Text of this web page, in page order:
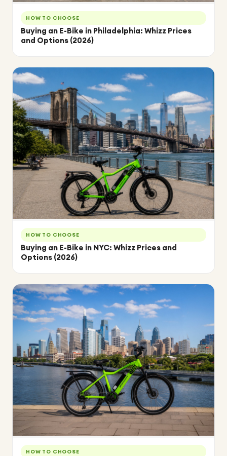
HOW TO CHOOSE
Buying an E-Bike in Philadelphia: Whizz Prices
and Options (2026)
HOW TO CHOOSE
Buying an E-Bike in NYC: Whizz Prices and
Options (2026)
HOW TO CHOOSE